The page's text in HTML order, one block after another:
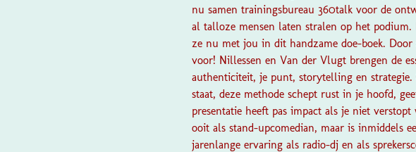
nu samen trainingsbureau 360talk voor de
al talloze mensen laten stralen op het
ze nu met jou in dit handzame doe-boek.
voor! Nillessen en Van der Vlugt brengen de
authenticiteit, je punt, storytelling en strategie.
staat, deze methode schept rust in je hoofd,
presentatie heeft pas impact als je niet
ooit als stand-upcomedian, maar is inmiddels
jarenlange ervaring als radio-dj en als